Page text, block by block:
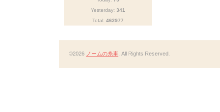
Yesterday: 341
Total: 462977
©2026 ノームの糸車 . All Rights Reserved.